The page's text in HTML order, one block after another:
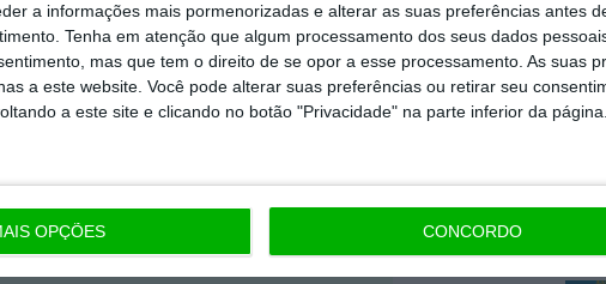
a informações mais pormenorizadas e alterar as suas preferências antes
Tenha em atenção que algum processamento dos seus dados
mas que tem o direito de se opor a esse processamento. As suas
a este website. Você pode alterar suas preferências ou retirar seu
a este site e clicando no botão "Privacidade" na parte inferior da página.
OPÇÕES CONCORDO
0,35% para 65,44 dólares, pouco depois
de 2016, um tombo de 8% que ainda
62 dólares.
https://eco.sapo.pt/2018/02/20/galp-precisamos-de-um-brent-mais-baixo-do-que-a-maioria/ Copiar